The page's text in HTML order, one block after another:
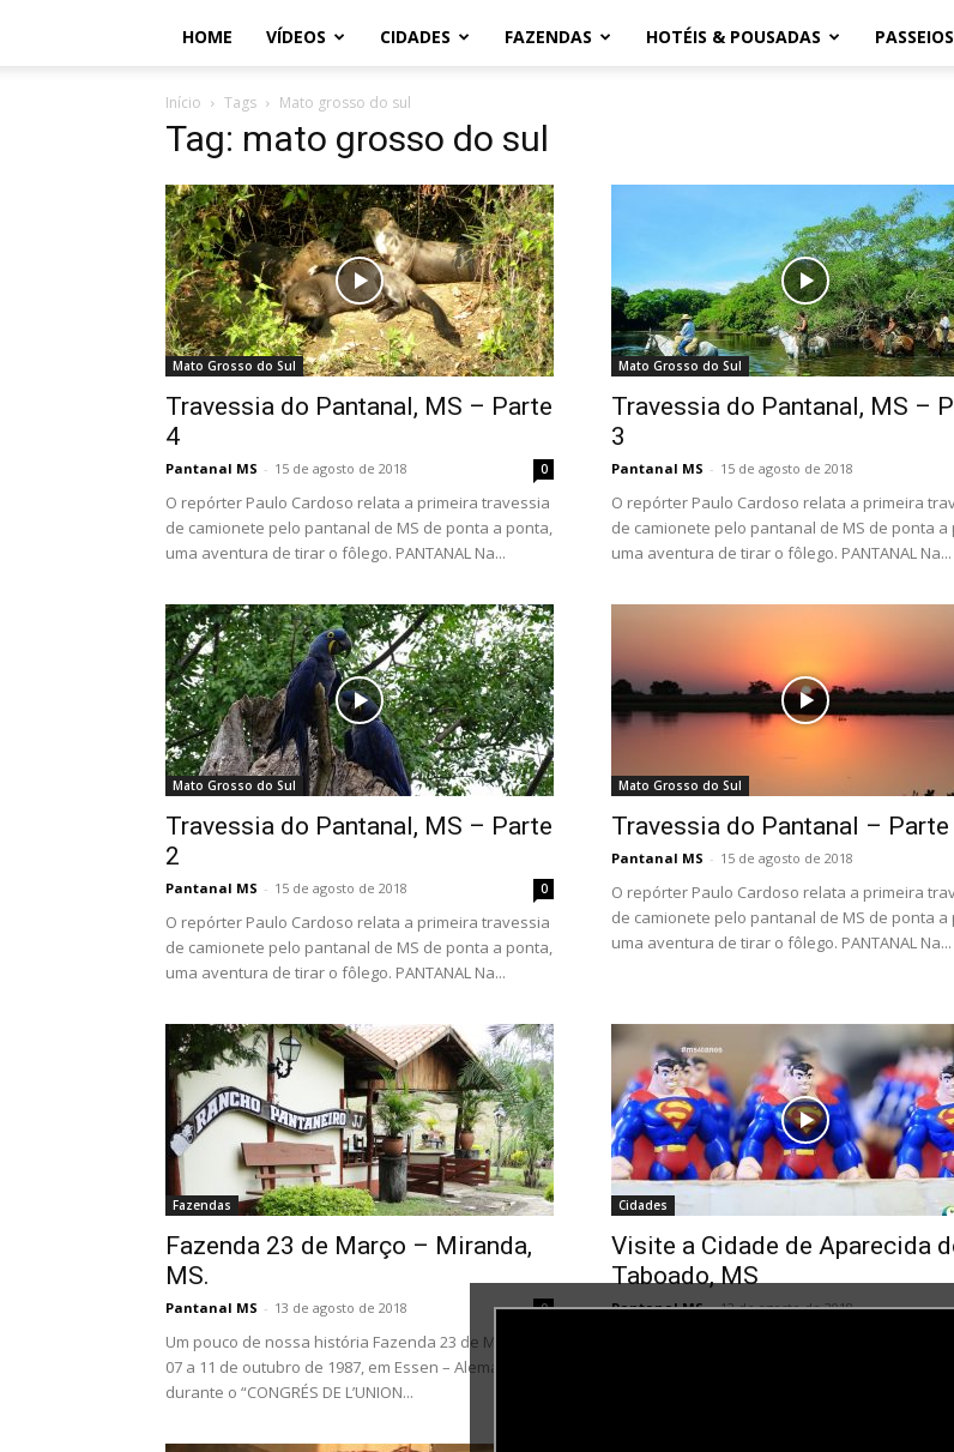
HOME VÍDEOS CIDADES FAZENDAS HOTÉIS & POUSADAS PASSEIOS
Início Tags Mato grosso do sul
Tag: mato grosso do sul
Mato Grosso do Sul
Travessia do Pantanal, MS – Parte
4
Pantanal MS - 15 de agosto de 2018 0
O repórter Paulo Cardoso relata a primeira travessia
de camionete pelo pantanal de MS de ponta a ponta,
uma aventura de tirar o fôlego. PANTANAL Na...
Mato Grosso do Sul
Travessia do Pantanal, MS –
3
Pantanal MS - 15 de agosto de 2018
O repórter Paulo Cardoso relata a primeira
de camionete pelo pantanal de MS de ponta a
uma aventura de tirar o fôlego. PANTANAL Na...
Mato Grosso do Sul
Travessia do Pantanal, MS – Parte
2
Pantanal MS - 15 de agosto de 2018 0
O repórter Paulo Cardoso relata a primeira travessia
de camionete pelo pantanal de MS de ponta a ponta,
uma aventura de tirar o fôlego. PANTANAL Na...
Mato Grosso do Sul
Travessia do Pantanal – Parte
Pantanal MS - 15 de agosto de 2018
O repórter Paulo Cardoso relata a primeira
de camionete pelo pantanal de MS de ponta a
uma aventura de tirar o fôlego. PANTANAL Na...
Fazendas
Fazenda 23 de Março – Miranda,
MS.
Pantanal MS - 13 de agosto de 2018 0
Um pouco de nossa história Fazenda 23 de Março Em
07 a 11 de outubro de 1987, em Essen – Alemanha,
durante o “CONGRÉS DE L’UNION...
Cidades
Visite a Cidade de Aparecida
Taboado, MS
Pantanal MS - 12 de agosto de 2018